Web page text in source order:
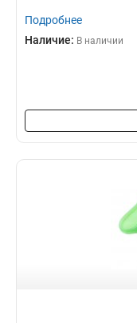
Подробнее
Наличие: В наличии